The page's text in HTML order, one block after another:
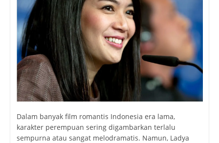
Dalam banyak film romantis Indonesia era lama,
karakter perempuan sering digambarkan terlalu
sempurna atau sangat melodramatis. Namun, Ladya